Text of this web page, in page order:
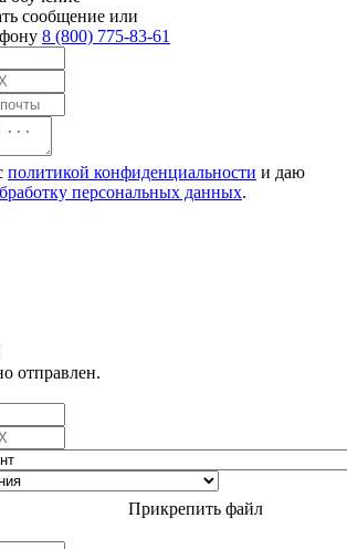
сообщение или
8 (800) 775-83-61
политикой конфиденциальности и даю
персональных данных.
отправлен.
Прикрепить файл